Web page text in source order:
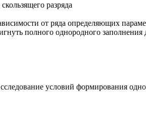
разряда
от ряда определяющих
полного однородного
условий формирования